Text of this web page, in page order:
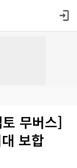
무버스]
보합